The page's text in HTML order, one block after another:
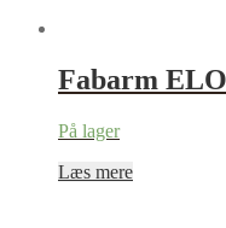
Fabarm
På lager
Læs mere